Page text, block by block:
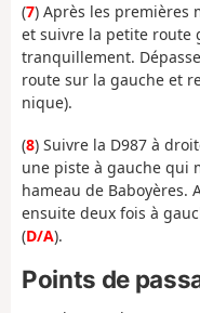
(7) Après les premières
et suivre la petite route
tranquillement.
route sur la gauche et
nique).
(8) Suivre la D987 à
une piste à gauche qui
hameau de Baboyères.
ensuite deux fois à
(D/A).
Points de